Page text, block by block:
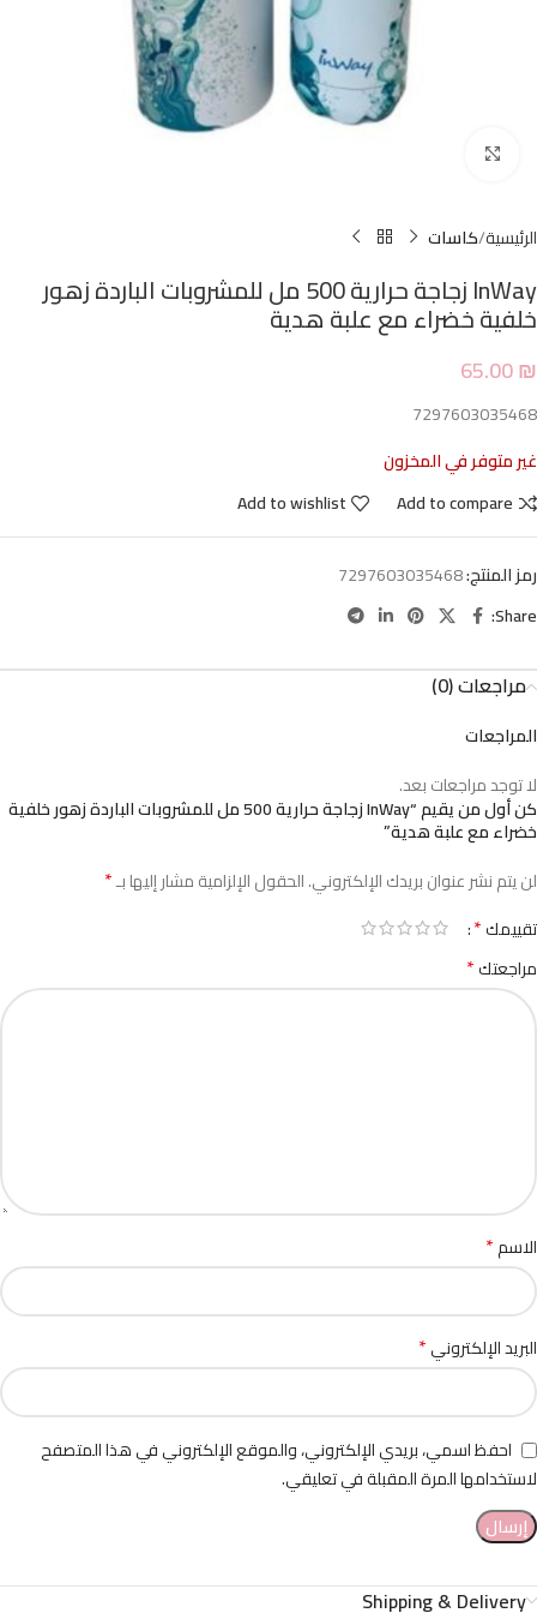
الرئيسية كاسات
InWay زجاجة حرارية 500 مل للمشروبات الباردة زهور
خلفية خضراء مع علبة هدية
65.00₪
7297603035468
غير متوفر في المخزون
Add to compare
Add to wishlist
رمز المنتج:7297603035468
Share:
مراجعات (0)
المراجعات
لا توجد مراجعات بعد.
كن أول من يقيم “InWay زجاجة حرارية 500 مل للمشروبات الباردة زهور خلفية
خضراء مع علبة هدية”
لن يتم نشر عنوان بريدك الإلكتروني.الحقول الإلزامية مشار إليها بـ*
تقييمك*
مراجعتك*
الاسم*
البريد الإلكتروني*
احفظ اسمي، بريدي الإلكتروني، والموقع الإلكتروني في هذا المتصفح
لاستخدامها المرة المقبلة في تعليقي.
Shipping & Delivery